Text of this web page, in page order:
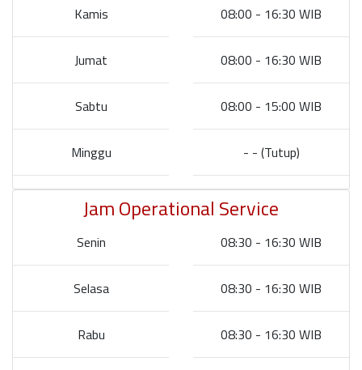
Kamis 08:00 - 16:30 WIB
Jumat 08:00 - 16:30 WIB
Sabtu 08:00 - 15:00 WIB
Minggu - - (Tutup)
Jam Operational Service
Senin 08:30 - 16:30 WIB
Selasa 08:30 - 16:30 WIB
Rabu 08:30 - 16:30 WIB